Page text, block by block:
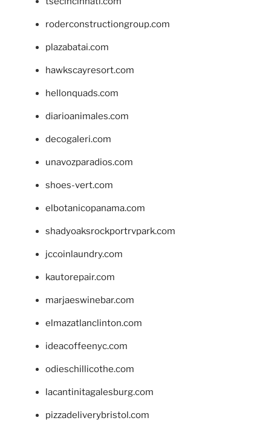
roderconstructiongroup.com
plazabatai.com
hawkscayresort.com
hellonquads.com
diarioanimales.com
decogaleri.com
unavozparadios.com
shoes-vert.com
elbotanicopanama.com
shadyoaksrockportrvpark.com
jccoinlaundry.com
kautorepair.com
marjaeswinebar.com
elmazatlanclinton.com
ideacoffeenyc.com
odieschillicothe.com
lacantinitagalesburg.com
pizzadeliverybristol.com